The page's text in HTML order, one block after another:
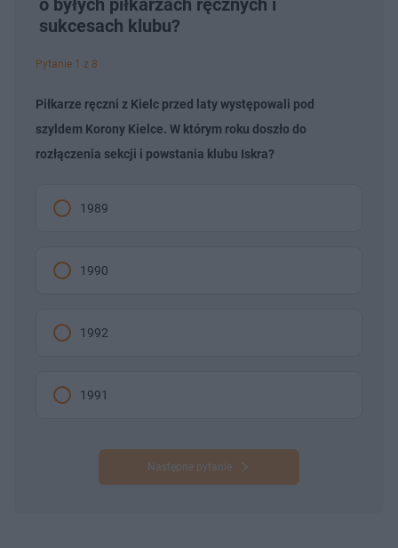
o byłych piłkarzach ręcznych i
sukcesach klubu?
Pytanie 1 z 8
Piłkarze ręczni z Kielc przed laty występowali pod
szyldem Korony Kielce. W którym roku doszło do
rozłączenia sekcji i powstania klubu Iskra?
1989
1990
1992
1991
Następne pytanie